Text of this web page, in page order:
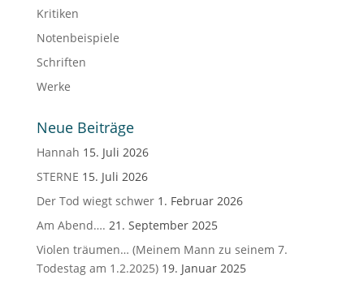
Kritiken
Notenbeispiele
Schriften
Werke
Neue Beiträge
Hannah 15. Juli 2026
STERNE 15. Juli 2026
Der Tod wiegt schwer 1. Februar 2026
Am Abend…. 21. September 2025
Violen träumen… (Meinem Mann zu seinem 7.
Todestag am 1.2.2025) 19. Januar 2025